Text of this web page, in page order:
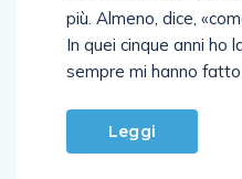
più. Almeno, dice,
In quei cinque anni ho
sempre mi hanno
Leggi